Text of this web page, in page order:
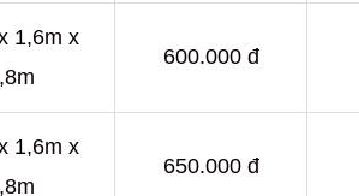
1,6m x
600.000 đ
1,6m x
650.000 đ